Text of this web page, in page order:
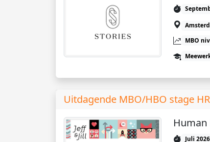
MBO
Uitdagende MBO/HBO stage
Human
Juli 2026